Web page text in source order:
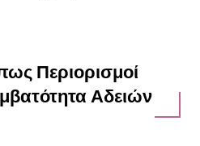
Περιορισμοί
Αδειών